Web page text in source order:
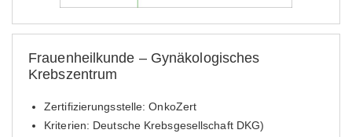
Frauenheilkunde – Gynäkologisches
Krebszentrum
Zertifizierungsstelle: OnkoZert
Kriterien: Deutsche Krebsgesellschaft DKG)